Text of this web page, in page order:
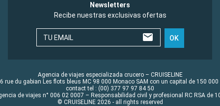
Newsletters
Recibe nuestras exclusivas ofertas
TU EMAIL OK
Agencia de viajes especializada crucero – CRUISELINE
rue du gabian Les flots bleus MC 98 000 Monaco SAM con un capital de 150 000
contact tel : (00) 377 97 97 84 50
de viajes n° 006 02 0007 – Responsabilidad civil y profesional RC RSA de
© CRUISELINE 2026 - all rights reserved